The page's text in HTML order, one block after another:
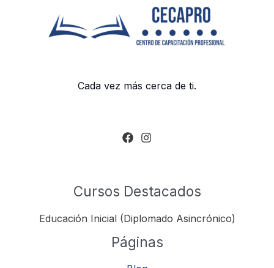
Cada vez más cerca de ti.
Cursos Destacados
Educación Inicial (Diplomado Asincrónico)
Páginas